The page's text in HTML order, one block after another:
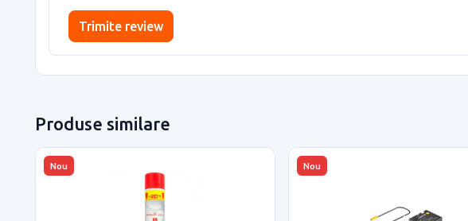
Trimite review
Produse similare
Nou Nou